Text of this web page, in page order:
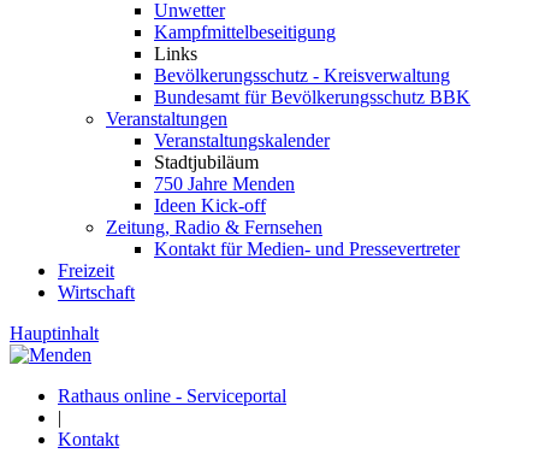
Unwetter
Kampfmittelbeseitigung
Links
Bevölkerungsschutz - Kreisverwaltung
Bundesamt für Bevölkerungsschutz BBK
Veranstaltungen
Veranstaltungskalender
Stadtjubiläum
750 Jahre Menden
Ideen Kick-off
Zeitung, Radio & Fernsehen
Kontakt für Medien- und Pressevertreter
Freizeit
Wirtschaft
Hauptinhalt
Rathaus online - Serviceportal
|
Kontakt